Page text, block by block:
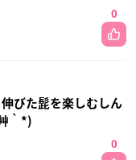
0
びた髭を楽しむしん
｀*)
0